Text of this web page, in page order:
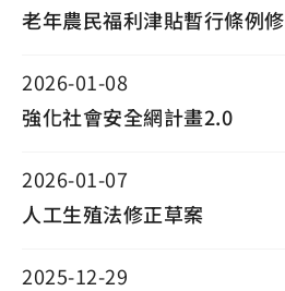
老年農民福利津貼暫行條例
2026-01-08
強化社會安全網計畫2.0
2026-01-07
人工生殖法修正草案
2025-12-29